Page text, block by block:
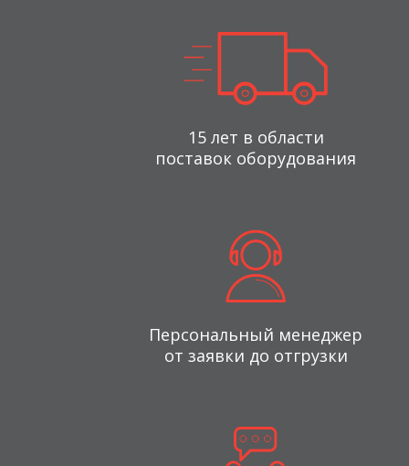
15 лет в области
поставок оборудования
Персональный менеджер
от заявки до отгрузки